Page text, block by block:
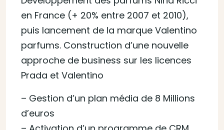
en France (+ 20% entre 2007 et 2010),
puis lancement de la marque Valentino
parfums. Construction d’une nouvelle
approche de business sur les licences
Prada et Valentino
– Gestion d’un plan média de 8 Millions
d’euros